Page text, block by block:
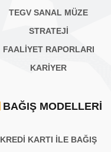
TEGV SANAL MÜZE
STRATEJİ
FAALİYET RAPORLARI
KARIYER
BAĞIŞ MODELLERI
KREDİ KARTI İLE BAĞIŞ